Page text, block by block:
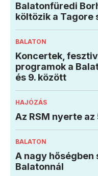
Balatonfüredi
költözik a Tagore
BALATON
Koncertek,
programok a
és 9. között
HAJÓZÁS
Az RSM nyerte
BALATON
A nagy hőségben
Balatonnál